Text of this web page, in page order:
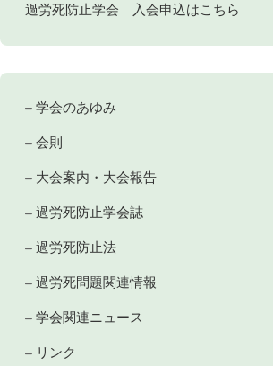
過労死防止学会 入会申込はこちら
学会のあゆみ
会則
大会案内・大会報告
過労死防止学会誌
過労死防止法
過労死問題関連情報
学会関連ニュース
リンク